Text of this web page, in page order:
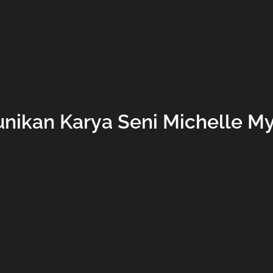
Karya Seni Michelle